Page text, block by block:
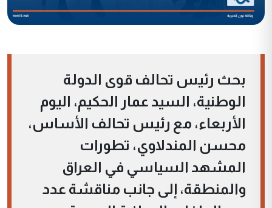
بحث رئيس تحالف قوى الدولة
الوطنية، السيد عمار الحكيم، اليوم
الأربعاء، مع رئيس تحالف الأساس،
محسن المندلاوي، تطورات
المشهد السياسي في العراق
والمنطقة، إلى جانب مناقشة عدد